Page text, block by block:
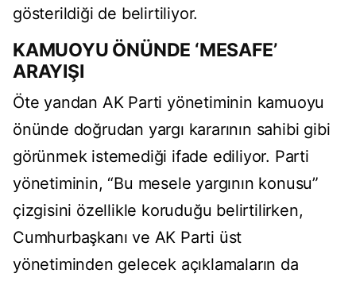
gösterildiği de belirtiliyor.
KAMUOYU ÖNÜNDE ‘MESAFE’
ARAYIŞI
Öte yandan AK Parti yönetiminin kamuoyu
önünde doğrudan yargı kararının sahibi gibi
görünmek istemediği ifade ediliyor. Parti
yönetiminin, “Bu mesele yargının konusu”
çizgisini özellikle koruduğu belirtilirken,
Cumhurbaşkanı ve AK Parti üst
yönetiminden gelecek açıklamaların da